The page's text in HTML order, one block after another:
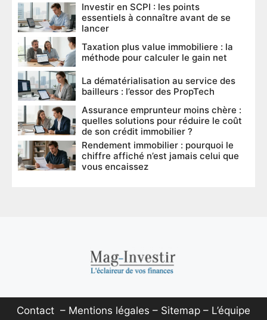
Investir en SCPI : les points
essentiels à connaître avant de se
lancer
Taxation plus value immobiliere : la
méthode pour calculer le gain net
La dématérialisation au service des
bailleurs : l’essor des PropTech
Assurance emprunteur moins chère :
quelles solutions pour réduire le coût
de son crédit immobilier ?
Rendement immobilier : pourquoi le
chiffre affiché n’est jamais celui que
vous encaissez
Contact – Mentions légales – Sitemap – L’équipe